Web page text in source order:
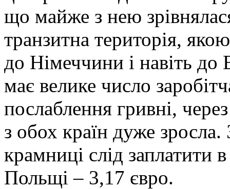
що майже з нею
транзитна територія,
до Німеччини і навіть до
має велике число
послаблення гривні,
з обох країн дуже
крамниці слід заплатити
Польщі – 3,17 євро.